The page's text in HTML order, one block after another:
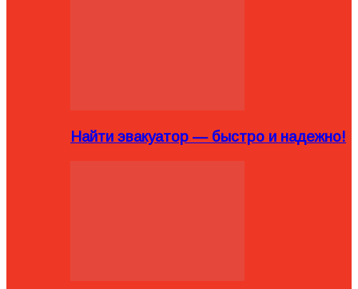
Найти эвакуатор — быстро и надежно!